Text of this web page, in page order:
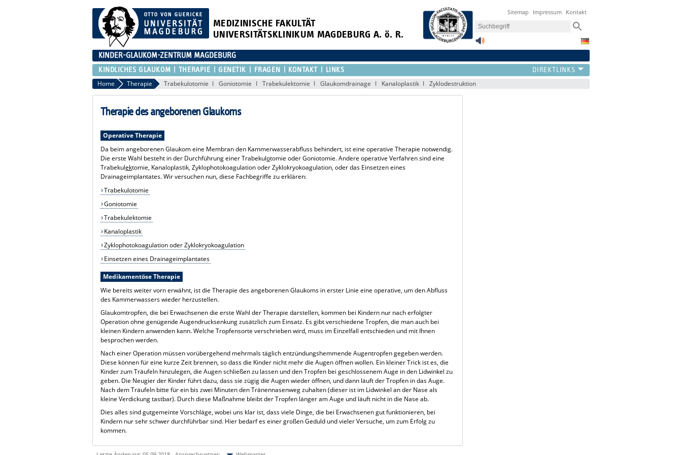
MEDIZINISCHE FAKULTÄT
UNIVERSITÄTSKLINIKUM MAGDEBURG A. ö. R.
Sitemap Impressum Kontakt
KINDER-GLAUKOM-ZENTRUM MAGDEBURG
KINDLICHES GLAUKOM THERAPIE GENETIK FRAGEN KONTAKT LINKS
Home Therapie Trabekulotomie Goniotomie Trabekulektomie Glaukomdrainage Kanaloplastik Zyklodestruktion
Therapie des angeborenen Glaukoms
Operative Therapie
Da beim angeborenen Glaukom eine Membran den Kammerwasserabfluss behindert, ist eine operative Therapie notwendig.
Die erste Wahl besteht in der Durchführung einer Trabekulotomie oder Goniotomie. Andere operative Verfahren sind eine
Trabekulektomie, Kanaloplastik, Zyklophotokoagulation oder Zyklokryokoagulation, oder das Einsetzen eines
Drainageimplantates. Wir versuchen nun, diese Fachbegriffe zu erklären:
Trabekulotomie
Goniotomie
Trabekulektomie
Kanaloplastik
Zyklophotokoagulation oder Zyklokryokoagulation
Einsetzen eines Drainageimplantates
Medikamentöse Therapie
Wie bereits weiter vorn erwähnt, ist die Therapie des angeborenen Glaukoms in erster Linie eine operative, um den Abfluss
des Kammerwassers wieder herzustellen.
Glaukomtropfen, die bei Erwachsenen die erste Wahl der Therapie darstellen, kommen bei Kindern nur nach erfolgter
Operation ohne genügende Augendrucksenkung zusätzlich zum Einsatz. Es gibt verschiedene Tropfen, die man auch bei
kleinen Kindern anwenden kann. Welche Tropfensorte verschrieben wird, muss im Einzelfall entschieden und mit Ihnen
besprochen werden.
Nach einer Operation müssen vorübergehend mehrmals täglich entzündungshemmende Augentropfen gegeben werden.
Diese können für eine kurze Zeit brennen, so dass die Kinder nicht mehr die Augen öffnen wollen. Ein kleiner Trick ist es, die
Kinder zum Träufeln hinzulegen, die Augen schließen zu lassen und den Tropfen bei geschlossenem Auge in den Lidwinkel zu
geben. Die Neugier der Kinder führt dazu, dass sie zügig die Augen wieder öffnen, und dann läuft der Tropfen in das Auge.
Nach dem Träufeln bitte für ein bis zwei Minuten den Tränennasenweg zuhalten (dieser ist im Lidwinkel an der Nase als
kleine Verdickung tastbar). Durch diese Maßnahme bleibt der Tropfen länger am Auge und läuft nicht in die Nase ab.
Dies alles sind gutgemeinte Vorschläge, wobei uns klar ist, dass viele Dinge, die bei Erwachsenen gut funktionieren, bei
Kindern nur sehr schwer durchführbar sind. Hier bedarf es einer großen Geduld und vieler Versuche, um zum Erfolg zu
kommen.